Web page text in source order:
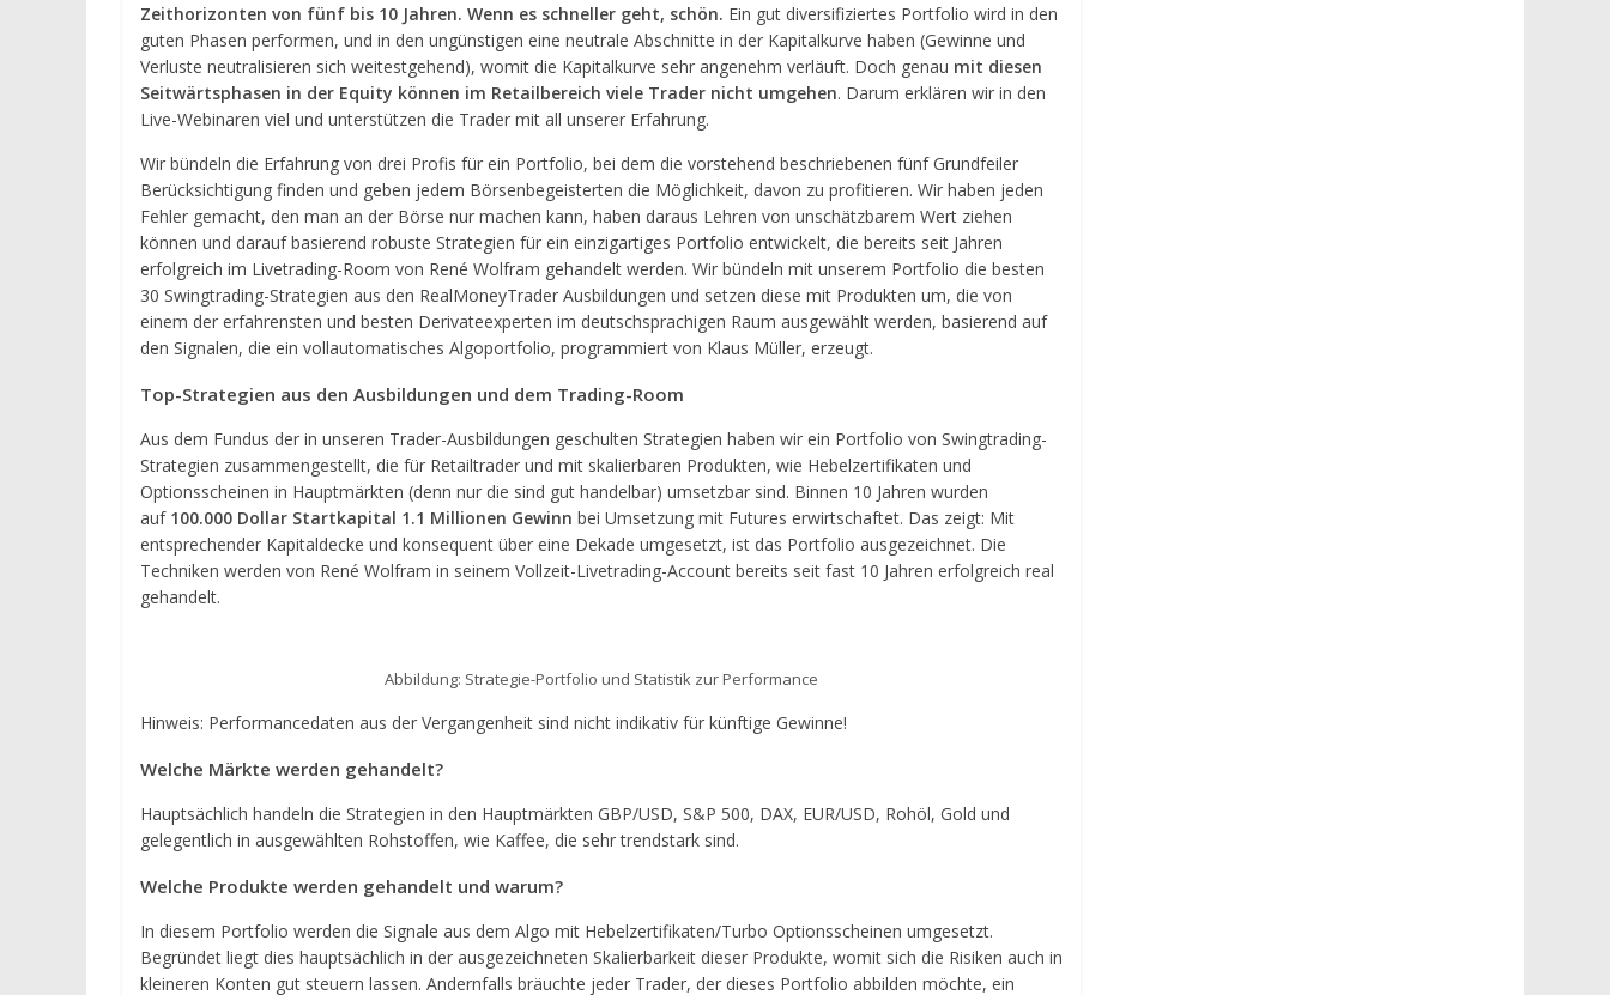
Zeithorizonten von fünf bis 10 Jahren. Wenn es schneller geht, schön. Ein gut diversifiziertes Portfolio wird in den
guten Phasen performen, und in den ungünstigen eine neutrale Abschnitte in der Kapitalkurve haben (Gewinne und
Verluste neutralisieren sich weitestgehend), womit die Kapitalkurve sehr angenehm verläuft. Doch genau mit diesen
Seitwärtsphasen in der Equity können im Retailbereich viele Trader nicht umgehen. Darum erklären wir in den
Live-Webinaren viel und unterstützen die Trader mit all unserer Erfahrung.
Wir bündeln die Erfahrung von drei Profis für ein Portfolio, bei dem die vorstehend beschriebenen fünf Grundfeiler
Berücksichtigung finden und geben jedem Börsenbegeisterten die Möglichkeit, davon zu profitieren. Wir haben jeden
Fehler gemacht, den man an der Börse nur machen kann, haben daraus Lehren von unschätzbarem Wert ziehen
können und darauf basierend robuste Strategien für ein einzigartiges Portfolio entwickelt, die bereits seit Jahren
erfolgreich im Livetrading-Room von René Wolfram gehandelt werden. Wir bündeln mit unserem Portfolio die besten
30 Swingtrading-Strategien aus den RealMoneyTrader Ausbildungen und setzen diese mit Produkten um, die von
einem der erfahrensten und besten Derivateexperten im deutschsprachigen Raum ausgewählt werden, basierend auf
den Signalen, die ein vollautomatisches Algoportfolio, programmiert von Klaus Müller, erzeugt.
Top-Strategien aus den Ausbildungen und dem Trading-Room
Aus dem Fundus der in unseren Trader-Ausbildungen geschulten Strategien haben wir ein Portfolio von Swingtrading-
Strategien zusammengestellt, die für Retailtrader und mit skalierbaren Produkten, wie Hebelzertifikaten und
Optionsscheinen in Hauptmärkten (denn nur die sind gut handelbar) umsetzbar sind. Binnen 10 Jahren wurden
auf 100.000 Dollar Startkapital 1.1 Millionen Gewinn bei Umsetzung mit Futures erwirtschaftet. Das zeigt: Mit
entsprechender Kapitaldecke und konsequent über eine Dekade umgesetzt, ist das Portfolio ausgezeichnet. Die
Techniken werden von René Wolfram in seinem Vollzeit-Livetrading-Account bereits seit fast 10 Jahren erfolgreich real
gehandelt.
Abbildung: Strategie-Portfolio und Statistik zur Performance
Hinweis: Performancedaten aus der Vergangenheit sind nicht indikativ für künftige Gewinne!
Welche Märkte werden gehandelt?
Hauptsächlich handeln die Strategien in den Hauptmärkten GBP/USD, S&P 500, DAX, EUR/USD, Rohöl, Gold und
gelegentlich in ausgewählten Rohstoffen, wie Kaffee, die sehr trendstark sind.
Welche Produkte werden gehandelt und warum?
In diesem Portfolio werden die Signale aus dem Algo mit Hebelzertifikaten/Turbo Optionsscheinen umgesetzt.
Begründet liegt dies hauptsächlich in der ausgezeichneten Skalierbarkeit dieser Produkte, womit sich die Risiken auch in
kleineren Konten gut steuern lassen. Andernfalls bräuchte jeder Trader, der dieses Portfolio abbilden möchte, ein